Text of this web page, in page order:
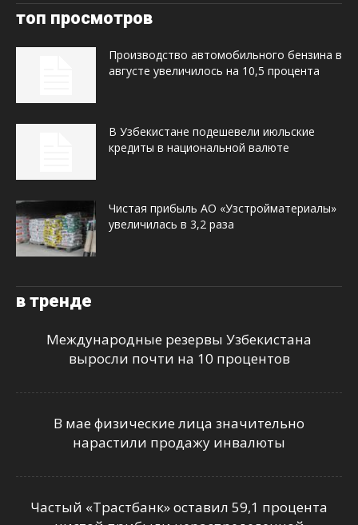
топ просмотров
Производство автомобильного бензина в
августе увеличилось на 10,5 процента
В Узбекистане подешевели июльские
кредиты в национальной валюте
Чистая прибыль АО «Узстройматериалы»
увеличилась в 3,2 раза
в тренде
Международные резервы Узбекистана
выросли почти на 10 процентов
В мае физические лица значительно
нарастили продажу инвалюты
Частый «Трастбанк» оставил 59,1 процента